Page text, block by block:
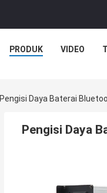
PRODUK VIDEO
Pengisi Daya Baterai
Pengisi Daya